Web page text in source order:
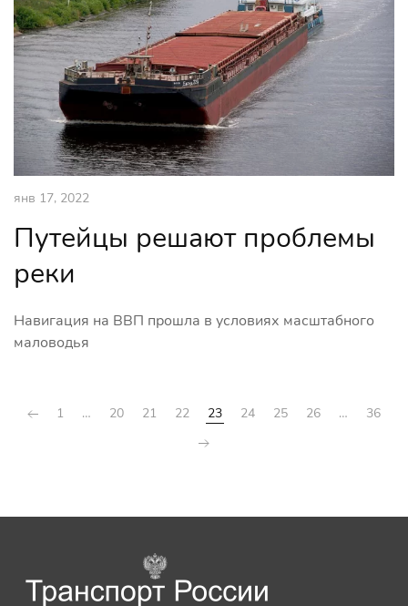
янв 17, 2022
Путейцы решают проблемы
реки
Навигация на ВВП прошла в условиях масштабного
маловодья
1 … 20 21 22 23 24 25 26 … 36